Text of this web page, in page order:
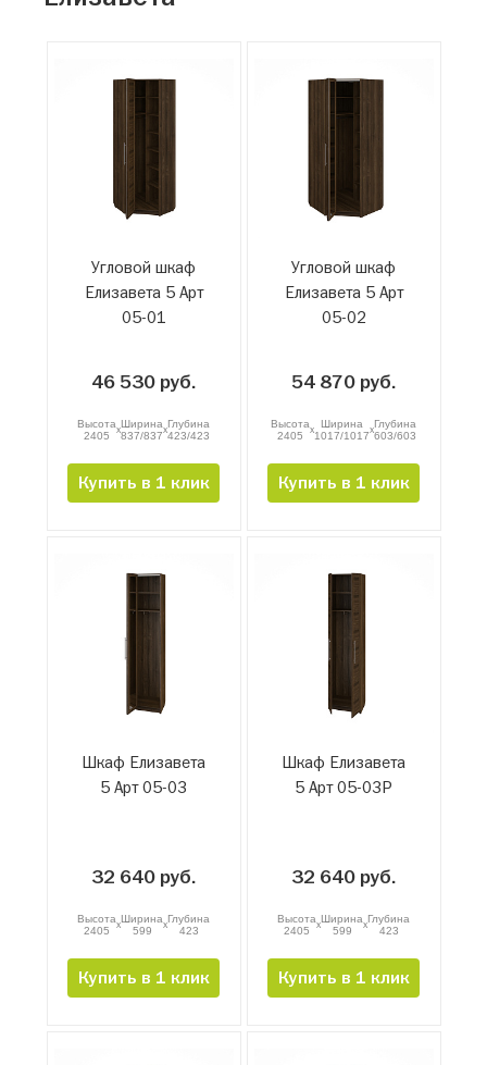
Угловой шкаф
Елизавета 5 Арт
05-01
46 530 руб.
Высота
2405
xШирина
837/837xГлубина
423/423
Купить в 1 клик
Угловой шкаф
Елизавета 5 Арт
05-02
54 870 руб.
Высота
2405
x
Ширина
1017/1017xГлубина
603/603
Купить в 1 клик
Шкаф Елизавета
5 Арт 05-03
32 640 руб.
Высота
2405
xШирина
599
xГлубина
423
Купить в 1 клик
Шкаф Елизавета
5 Арт 05-03Р
32 640 руб.
Высота
2405
xШирина
599
xГлубина
423
Купить в 1 клик